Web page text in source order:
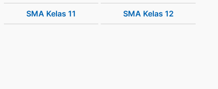
SMA Kelas 11 SMA Kelas 12